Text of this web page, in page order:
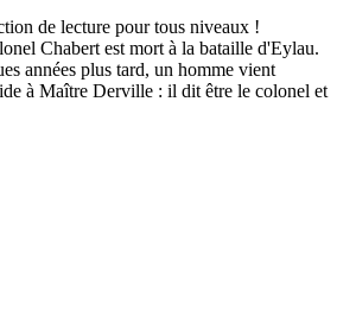
de lecture pour tous niveaux !
Chabert est mort à la bataille d'Eylau.
années plus tard, un homme vient
à Maître Derville : il dit être le colonel et